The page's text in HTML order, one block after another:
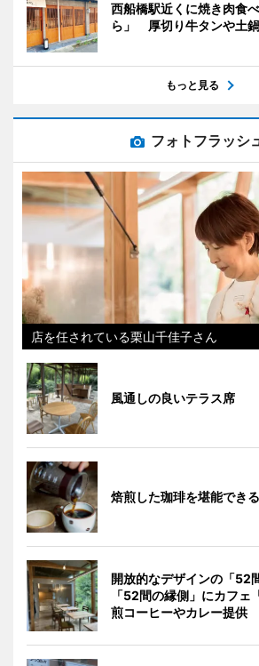
西船橋駅近くに焼き肉食
ら」 厚切り牛タンや土
もっと見る
フォトフラッシ
店を任されている栗山千佳子さん
風通しの良いテラス席
焙煎した珈琲を堪能できる
開放的なデザインの「52
「52間の縁側」にカフ
煎コーヒーやカレー提供